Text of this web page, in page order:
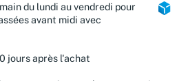
du lundi au vendredi pour
avant midi avec
jours après l'achat